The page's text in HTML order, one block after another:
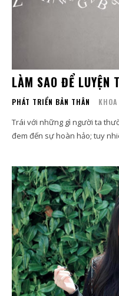
LÀM SAO ĐỂ LUYỆN
PHÁT TRIỂN BẢN THÂN
Trái với những gì người ta
đem đến sự hoàn hảo; tuy